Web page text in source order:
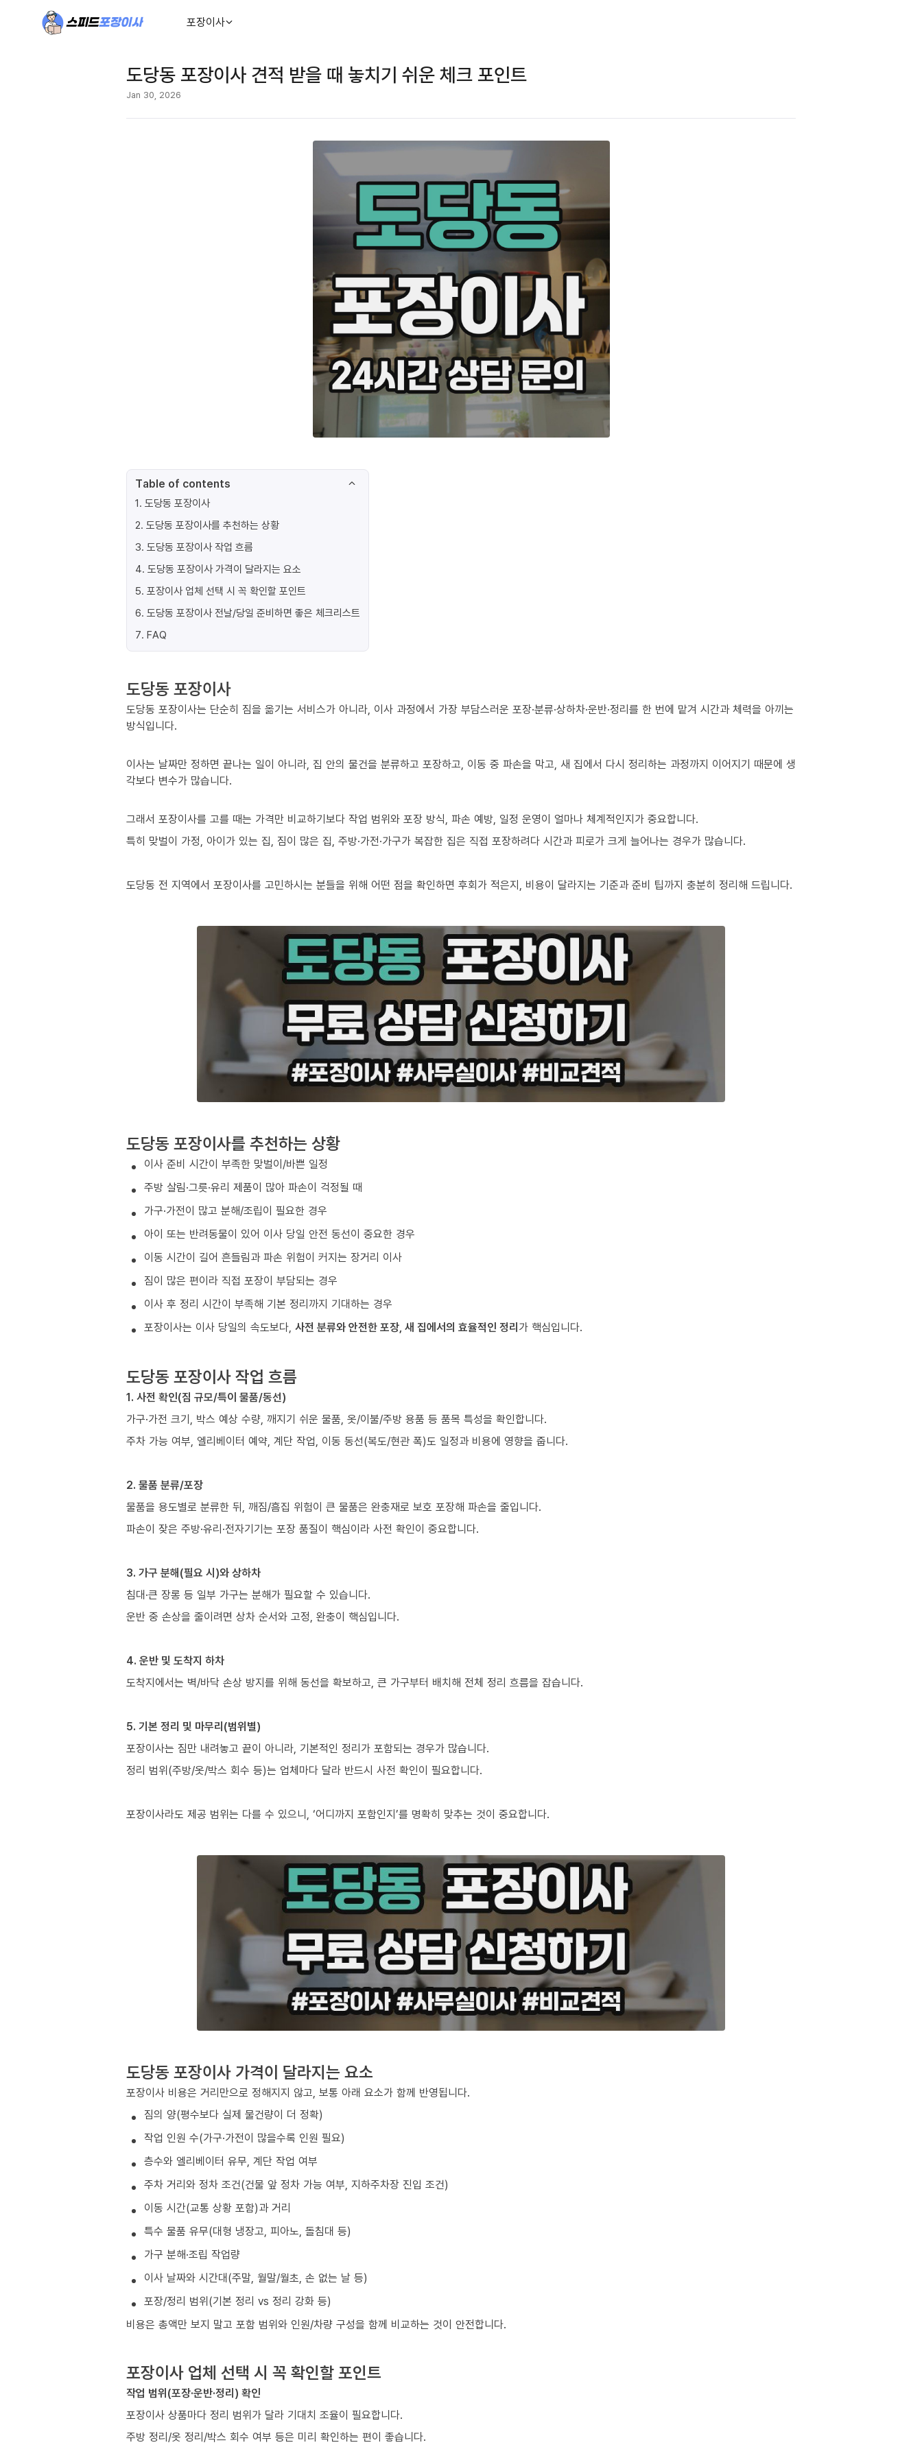
포장이사
도당동 포장이사 견적 받을 때 놓치기 쉬운 체크 포인트
Jan 30, 2026
Table of contents
1. 도당동 포장이사
2. 도당동 포장이사를 추천하는 상황
3. 도당동 포장이사 작업 흐름
4. 도당동 포장이사 가격이 달라지는 요소
5. 포장이사 업체 선택 시 꼭 확인할 포인트
6. 도당동 포장이사 전날/당일 준비하면 좋은 체크리스트
7. FAQ
도당동 포장이사
도당동 포장이사는 단순히 짐을 옮기는 서비스가 아니라, 이사 과정에서 가장 부담스러운 포장·분류·상하차·운반·정리를 한 번에 맡겨 시간과 체력을 아끼는
방식입니다.
이사는 날짜만 정하면 끝나는 일이 아니라, 집 안의 물건을 분류하고 포장하고, 이동 중 파손을 막고, 새 집에서 다시 정리하는 과정까지 이어지기 때문에 생
각보다 변수가 많습니다.
그래서 포장이사를 고를 때는 가격만 비교하기보다 작업 범위와 포장 방식, 파손 예방, 일정 운영이 얼마나 체계적인지가 중요합니다.
특히 맞벌이 가정, 아이가 있는 집, 짐이 많은 집, 주방·가전·가구가 복잡한 집은 직접 포장하려다 시간과 피로가 크게 늘어나는 경우가 많습니다.
도당동 전 지역에서 포장이사를 고민하시는 분들을 위해 어떤 점을 확인하면 후회가 적은지, 비용이 달라지는 기준과 준비 팁까지 충분히 정리해 드립니다.
도당동 포장이사를 추천하는 상황
이사 준비 시간이 부족한 맞벌이/바쁜 일정
주방 살림·그릇·유리 제품이 많아 파손이 걱정될 때
가구·가전이 많고 분해/조립이 필요한 경우
아이 또는 반려동물이 있어 이사 당일 안전 동선이 중요한 경우
이동 시간이 길어 흔들림과 파손 위험이 커지는 장거리 이사
짐이 많은 편이라 직접 포장이 부담되는 경우
이사 후 정리 시간이 부족해 기본 정리까지 기대하는 경우
포장이사는 이사 당일의 속도보다, 사전 분류와 안전한 포장, 새 집에서의 효율적인 정리가 핵심입니다.
도당동 포장이사 작업 흐름
1. 사전 확인(짐 규모/특이 물품/동선)
가구·가전 크기, 박스 예상 수량, 깨지기 쉬운 물품, 옷/이불/주방 용품 등 품목 특성을 확인합니다.
주차 가능 여부, 엘리베이터 예약, 계단 작업, 이동 동선(복도/현관 폭)도 일정과 비용에 영향을 줍니다.
2. 물품 분류/포장
물품을 용도별로 분류한 뒤, 깨짐/흠집 위험이 큰 물품은 완충재로 보호 포장해 파손을 줄입니다.
파손이 잦은 주방·유리·전자기기는 포장 품질이 핵심이라 사전 확인이 중요합니다.
3. 가구 분해(필요 시)와 상하차
침대·큰 장롱 등 일부 가구는 분해가 필요할 수 있습니다.
운반 중 손상을 줄이려면 상차 순서와 고정, 완충이 핵심입니다.
4. 운반 및 도착지 하차
도착지에서는 벽/바닥 손상 방지를 위해 동선을 확보하고, 큰 가구부터 배치해 전체 정리 흐름을 잡습니다.
5. 기본 정리 및 마무리(범위별)
포장이사는 짐만 내려놓고 끝이 아니라, 기본적인 정리가 포함되는 경우가 많습니다.
정리 범위(주방/옷/박스 회수 등)는 업체마다 달라 반드시 사전 확인이 필요합니다.
포장이사라도 제공 범위는 다를 수 있으니, ‘어디까지 포함인지’를 명확히 맞추는 것이 중요합니다.
도당동 포장이사 가격이 달라지는 요소
포장이사 비용은 거리만으로 정해지지 않고, 보통 아래 요소가 함께 반영됩니다.
짐의 양(평수보다 실제 물건량이 더 정확)
작업 인원 수(가구·가전이 많을수록 인원 필요)
층수와 엘리베이터 유무, 계단 작업 여부
주차 거리와 정차 조건(건물 앞 정차 가능 여부, 지하주차장 진입 조건)
이동 시간(교통 상황 포함)과 거리
특수 물품 유무(대형 냉장고, 피아노, 돌침대 등)
가구 분해·조립 작업량
이사 날짜와 시간대(주말, 월말/월초, 손 없는 날 등)
포장/정리 범위(기본 정리 vs 정리 강화 등)
비용은 총액만 보지 말고 포함 범위와 인원/차량 구성을 함께 비교하는 것이 안전합니다.
포장이사 업체 선택 시 꼭 확인할 포인트
작업 범위(포장·운반·정리) 확인
포장이사 상품마다 정리 범위가 달라 기대치 조율이 필요합니다.
주방 정리/옷 정리/박스 회수 여부 등은 미리 확인하는 편이 좋습니다.